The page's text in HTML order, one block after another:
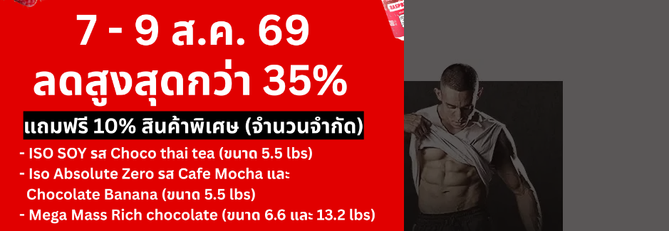
เป้าหมายของคุณคืออะไร